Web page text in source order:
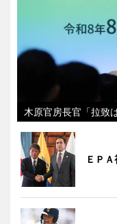
木原官房長官「拉致
ＥＰ